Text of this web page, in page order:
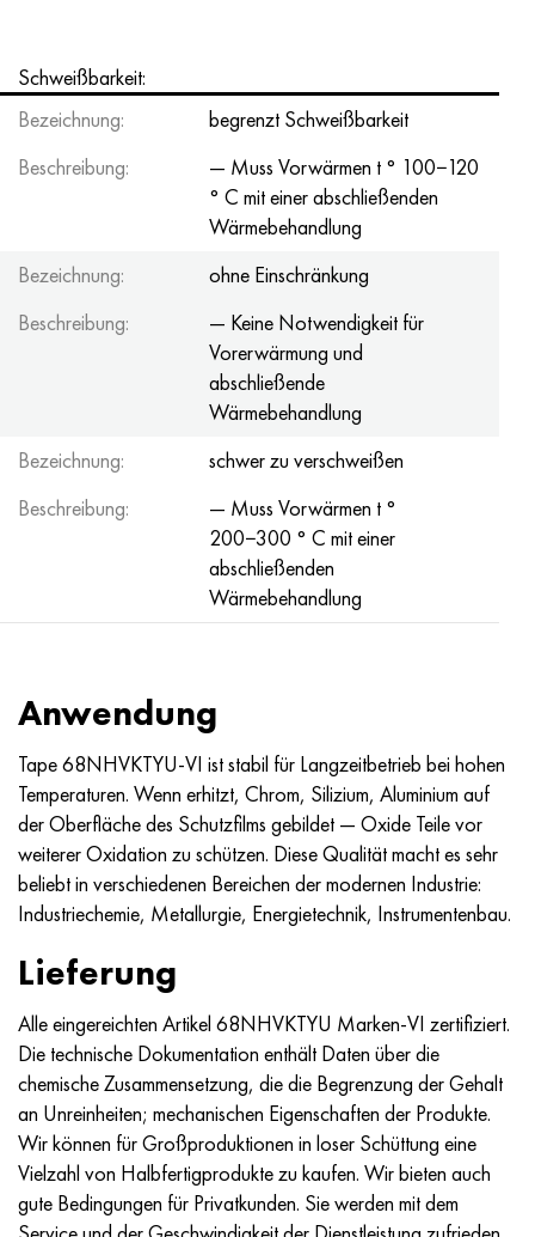
Schweißbarkeit:
Bezeichnung:
begrenzt Schweißbarkeit
Beschreibung:
— Muss Vorwärmen t ° 100−120
° C mit einer abschließenden
Wärmebehandlung
Bezeichnung:
ohne Einschränkung
Beschreibung:
— Keine Notwendigkeit für
Vorerwärmung und
abschließende
Wärmebehandlung
Bezeichnung:
schwer zu verschweißen
Beschreibung:
— Muss Vorwärmen t °
200−300 ° C mit einer
abschließenden
Wärmebehandlung
Anwendung
Tape 68NHVKTYU-VI ist stabil für Langzeitbetrieb bei hohen
Temperaturen. Wenn erhitzt, Chrom, Silizium, Aluminium auf
der Oberfläche des Schutzfilms gebildet — Oxide Teile vor
weiterer Oxidation zu schützen. Diese Qualität macht es sehr
beliebt in verschiedenen Bereichen der modernen Industrie:
Industriechemie, Metallurgie, Energietechnik, Instrumentenbau.
Lieferung
Alle eingereichten Artikel 68NHVKTYU Marken-VI zertifiziert.
Die technische Dokumentation enthält Daten über die
chemische Zusammensetzung, die die Begrenzung der Gehalt
an Unreinheiten; mechanischen Eigenschaften der Produkte.
Wir können für Großproduktionen in loser Schüttung eine
Vielzahl von Halbfertigprodukte zu kaufen. Wir bieten auch
gute Bedingungen für Privatkunden. Sie werden mit dem